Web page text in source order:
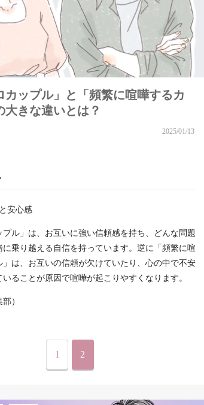
カップル」と「頻繁に喧嘩するカ
大きな違いとは？
2025/01/13
安心感
プル」は、お互いに強い信頼感を持ち、どんな問題
に乗り越える自信を持っています。逆に「頻繁に喧
」は、お互いの信頼が欠けていたり、心の中で不安
ることが原因で喧嘩が起こりやすくなります。
）
1 2